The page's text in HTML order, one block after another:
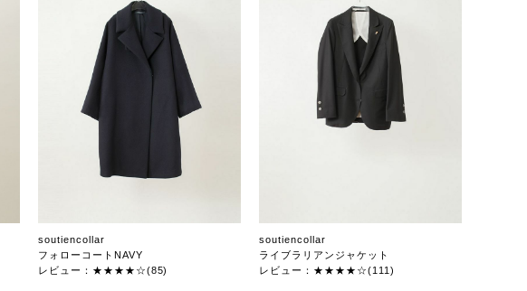
soutiencollar
フォローコートNAVY
レビュー：★★★★☆(85)
soutiencollar
ライブラリアンジャケット
レビュー：★★★★☆(111)